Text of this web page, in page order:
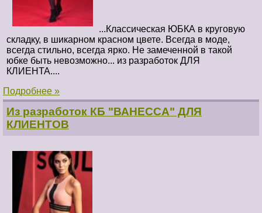
...Классическая ЮБКА в круговую
складку, в шикарном красном цвете. Всегда в моде,
всегда стильно, всегда ярко. Не замеченной в такой
юбке быть невозможно... из разработок ДЛЯ
КЛИЕНТА....
Подробнее »
Из разработок КБ "ВАНЕССА" ДЛЯ
КЛИЕНТОВ